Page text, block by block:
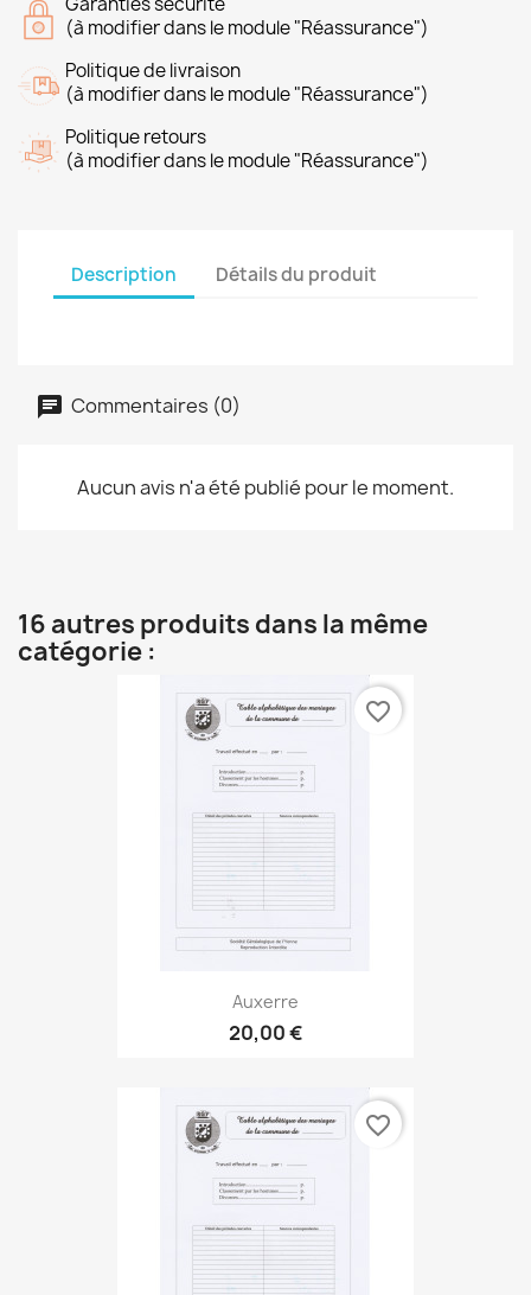
(à modifier dans le module "Réassurance")
Politique de livraison
(à modifier dans le module "Réassurance")
Politique retours
(à modifier dans le module "Réassurance")
Description Détails du produit
Commentaires (0)
Aucun avis n'a été publié pour le moment.
16 autres produits dans la même
catégorie :
Auxerre
20,00 €
favorite_border
favorite_border